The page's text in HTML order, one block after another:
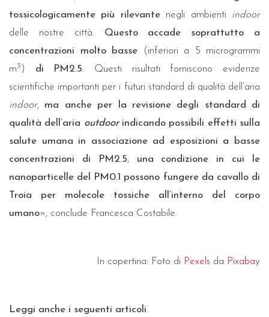
tossicologicamente più rilevantenegli ambienti indoor
delle nostre città. Questo accade soprattutto a
concentrazioni molto basse
(inferiori a 5 microgrammi
m3 ) di PM2.5. Questi risultati forniscono evidenze
scientifiche importanti per i futuri standard di qualità dell’aria
indoor, ma anche per la revisione degli standard di
qualità dell’aria outdoorindicando possibili effetti sulla
salute umana in associazione ad esposizioni a basse
concentrazioni di PM2.5, una condizione in cui le
nanoparticelle del PM0.1 possono fungere da cavallo di
Troia per molecole tossiche all’interno del corpo
umano», conclude Francesca Costabile.
In copertina: Foto di Pexels da Pixabay
Leggi anche i seguenti articoli